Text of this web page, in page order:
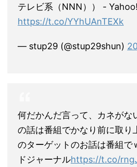
テレビ系（NNN）） -
https://t.co/YYhUAnTEXk
— stup29 (@stup29shun)
何だかんだ言って、カネがな
の話は番組でかなり前に取り
のターゲットのお話は番組で
ドジャーナルhttps://t.co/